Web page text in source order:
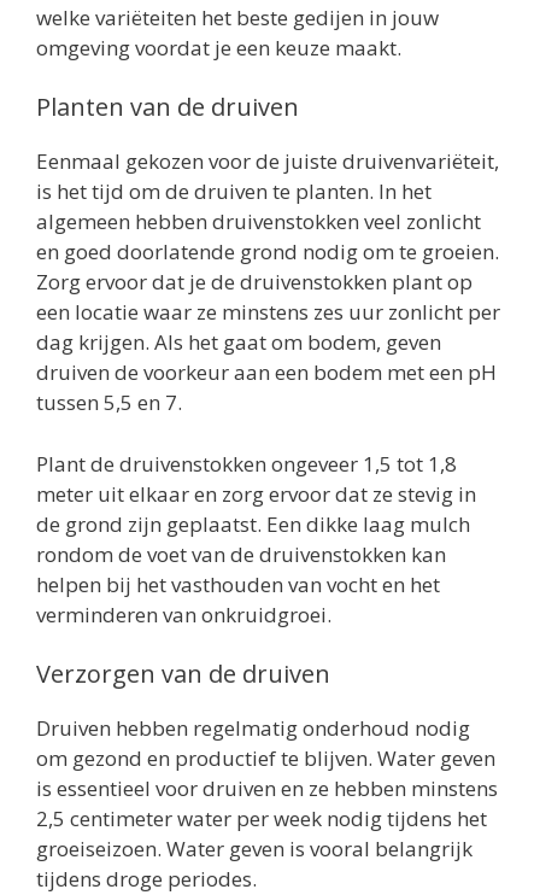
welke variëteiten het beste gedijen in jouw
omgeving voordat je een keuze maakt.
Planten van de druiven
Eenmaal gekozen voor de juiste druivenvariëteit,
is het tijd om de druiven te planten. In het
algemeen hebben druivenstokken veel zonlicht
en goed doorlatende grond nodig om te groeien.
Zorg ervoor dat je de druivenstokken plant op
een locatie waar ze minstens zes uur zonlicht per
dag krijgen. Als het gaat om bodem, geven
druiven de voorkeur aan een bodem met een pH
tussen 5,5 en 7.
Plant de druivenstokken ongeveer 1,5 tot 1,8
meter uit elkaar en zorg ervoor dat ze stevig in
de grond zijn geplaatst. Een dikke laag mulch
rondom de voet van de druivenstokken kan
helpen bij het vasthouden van vocht en het
verminderen van onkruidgroei.
Verzorgen van de druiven
Druiven hebben regelmatig onderhoud nodig
om gezond en productief te blijven. Water geven
is essentieel voor druiven en ze hebben minstens
2,5 centimeter water per week nodig tijdens het
groeiseizoen. Water geven is vooral belangrijk
tijdens droge periodes.